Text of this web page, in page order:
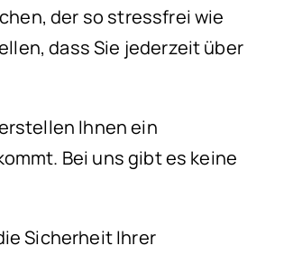
der so stressfrei wie
dass Sie jederzeit über
Ihnen ein
Bei uns gibt es keine
Sicherheit Ihrer